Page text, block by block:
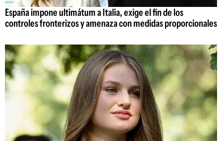
España impone ultimátum a Italia, exige el fin de los
controles fronterizos y amenaza con medidas proporcionales